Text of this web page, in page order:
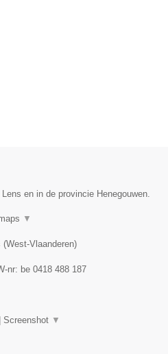
en in de provincie Henegouwen.
▼
(West-Vlaanderen)
nr: be 0418 488 187
Screenshot ▼